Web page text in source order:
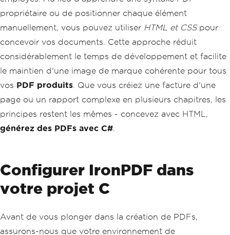
propriétaire ou de positionner chaque élément
manuellement, vous pouvez utiliser HTML et CSSpour
concevoir vos documents. Cette approche réduit
considérablement le temps de développement et facilite
le maintien d'une image de marque cohérente pour tous
vos PDF produits. Que vous créiez une facture d'une
page ou un rapport complexe en plusieurs chapitres, les
principes restent les mêmes - concevez avec HTML,
générez des PDFs avec C#.
Configurer IronPDF dans
votre projet C
Avant de vous plonger dans la création de PDFs,
assurons-nous que votre environnement de